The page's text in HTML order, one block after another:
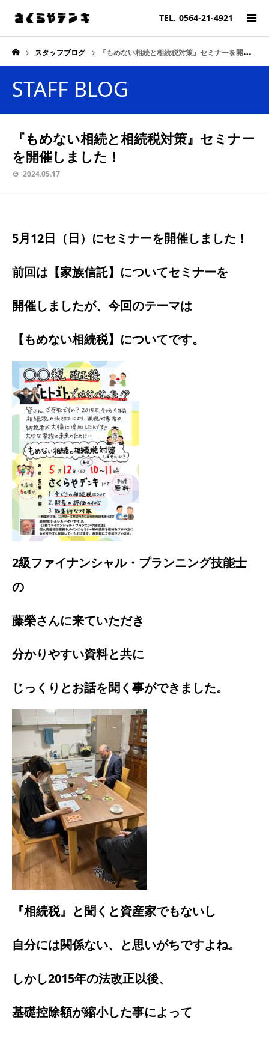
TEL. 0564-21-4921
スタッフブログ 『もめない相続と相続税対策』セミナーを開催しました！
STAFF BLOG
『もめない相続と相続税対策』セミナー
を開催しました！
2024.05.17
5月12日（日）にセミナーを開催しました！
前回は【家族信託】についてセミナーを
開催しましたが、今回のテーマは
【もめない相続税】についてです。
2級ファイナンシャル・プランニング技能士
の
藤榮さんに来ていただき
分かりやすい資料と共に
じっくりとお話を聞く事ができました。
『相続税』と聞くと資産家でもないし
自分には関係ない、と思いがちですよね。
しかし2015年の法改正以後、
基礎控除額が縮小した事によって